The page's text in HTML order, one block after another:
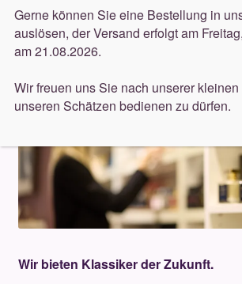
Dekorative
Accessoires
Neuigkeiten
Über uns
Düfte
Wir bieten Klassiker der Zukunft.
Gerne können Sie eine Bestellung in
auslösen, der Versand erfolgt am
am 21.08.2026.
Wir freuen uns Sie nach unserer
unseren Schätzen bedienen zu dürfen.